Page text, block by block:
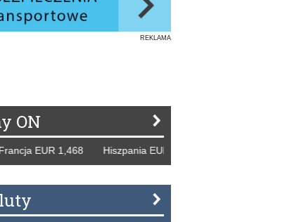
REKLAMA
ON
1,468 Hiszpania EUR 1,229 WB GBP 1,318 Rosja